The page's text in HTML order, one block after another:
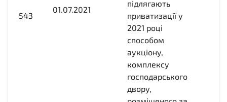
543
01.07.2021
підлягають
приватизації у
2021 році
способом
аукціону,
комплексу
господарського
двору,